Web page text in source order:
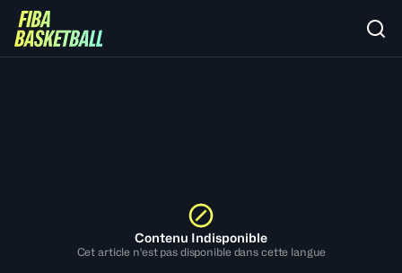
Contenu Indisponible
Cet article n'est pas disponible dans cette langue